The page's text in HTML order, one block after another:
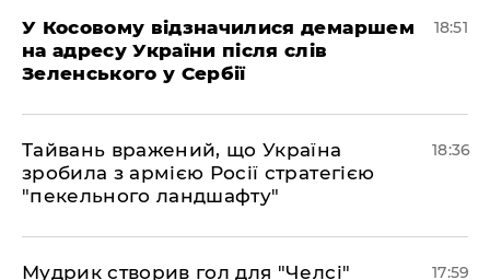
У Косовому відзначилися демаршем
на адресу України після слів
Зеленського у Сербії
18:51
Тайвань вражений, що Україна
зробила з армією Росії стратегією
"пекельного ландшафту"
18:36
Мудрик створив гол для "Челсі"
17:59